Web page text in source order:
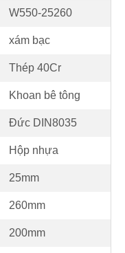
W550-25260
xám bạc
Thép 40Cr
Khoan bê tông
Đức DIN8035
Hộp nhựa
25mm
260mm
200mm